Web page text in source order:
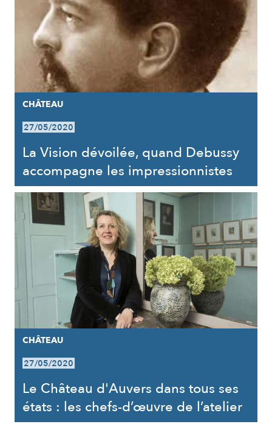
CHÂTEAU
27/05/2020
La Vision dévoilée, quand Debussy
accompagne les impressionnistes
CHÂTEAU
27/05/2020
Le Château d'Auvers dans tous ses
états : les chefs-d’œuvre de l’atelier